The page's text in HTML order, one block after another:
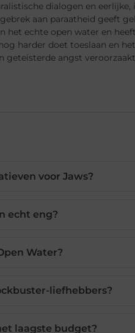
dialogen en
aan paraatheid geeft
echte open water en
harder doet toeslaan en
angst
voor Jaws?
echt eng?
Water?
liefhebbers?
laagste budget?